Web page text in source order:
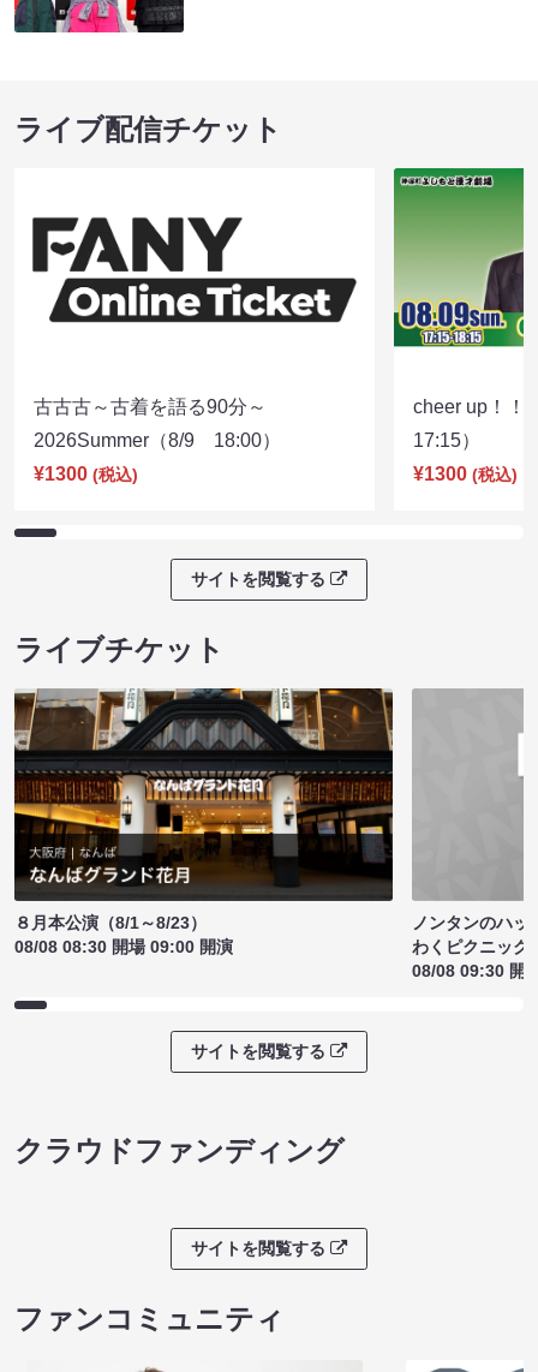
ライブ配信チケット
古古古～古着を語る90分～
2026Summer（8/9 18:00）
¥1300 (税込)
cheer up！
17:15）
¥1300 (税込)
サイトを閲覧する
ライブチケット
８月本公演（8/1～8/23）
08/08 08:30 開場 09:00 開演
ノンタンのハッ
わくピクニック
08/08 09:30 開
サイトを閲覧する
クラウドファンディング
サイトを閲覧する
ファンコミュニティ